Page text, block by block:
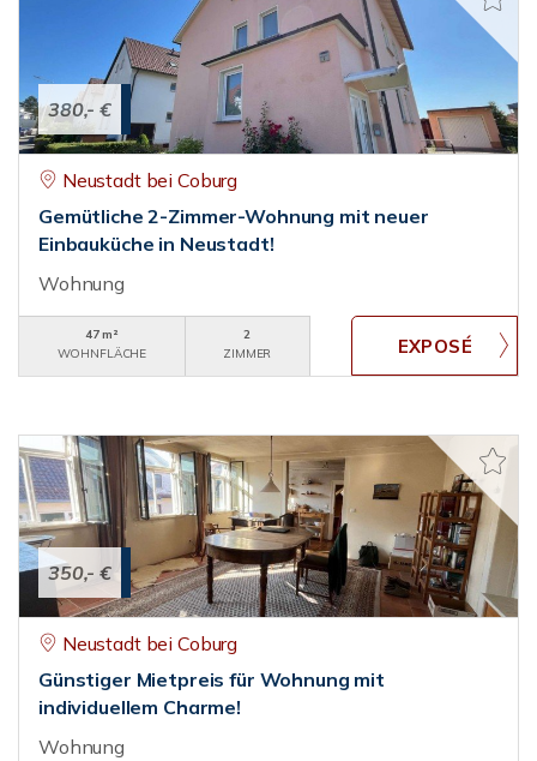
380,- €
Neustadt bei Coburg
Gemütliche 2-Zimmer-Wohnung mit neuer
Einbauküche in Neustadt!
Wohnung
47 m²
WOHNFLÄCHE
2
ZIMMER
350,- €
Neustadt bei Coburg
Günstiger Mietpreis für Wohnung mit
individuellem Charme!
Wohnung